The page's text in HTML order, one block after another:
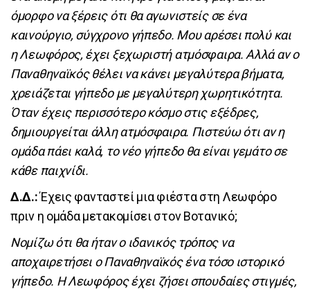
όμορφο να ξέρεις ότι θα αγωνιστείς σε ένα
καινούργιο, σύγχρονο γήπεδο. Μου αρέσει πολύ και
η Λεωφόρος, έχει ξεχωριστή ατμόσφαιρα. Αλλά αν ο
Παναθηναϊκός θέλει να κάνει μεγαλύτερα βήματα,
χρειάζεται γήπεδο με μεγαλύτερη χωρητικότητα.
Όταν έχεις περισσότερο κόσμο στις εξέδρες,
δημιουργείται άλλη ατμόσφαιρα. Πιστεύω ότι αν η
ομάδα πάει καλά, το νέο γήπεδο θα είναι γεμάτο σε
κάθε παιχνίδι.
Δ.Δ.:Έχεις φανταστεί μια φιέστα στη Λεωφόρο
πριν η ομάδα μετακομίσει στον Βοτανικό;
Νομίζω ότι θα ήταν ο ιδανικός τρόπος να
αποχαιρετήσει ο Παναθηναϊκός ένα τόσο ιστορικό
γήπεδο. Η Λεωφόρος έχει ζήσει σπουδαίες στιγμές,